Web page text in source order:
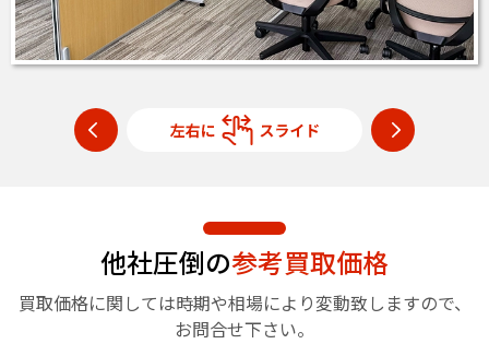
他社圧倒の参考買取価格
買取価格に関しては時期や相場により変動致しますので、
お問合せ下さい。